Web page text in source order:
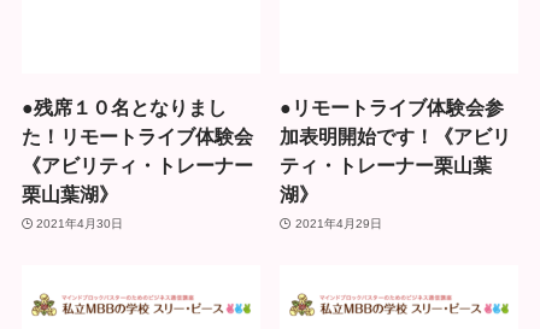
●残席１０名となりまし
た！リモートライブ体験会
《アビリティ・トレーナー
栗山葉湖》
2021年4月30日
●リモートライブ体験会参
加表明開始です！《アビリ
ティ・トレーナー栗山葉
湖》
2021年4月29日